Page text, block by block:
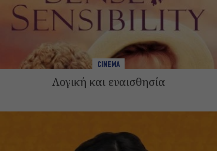
CINEMA
Λογική και ευαισθησία